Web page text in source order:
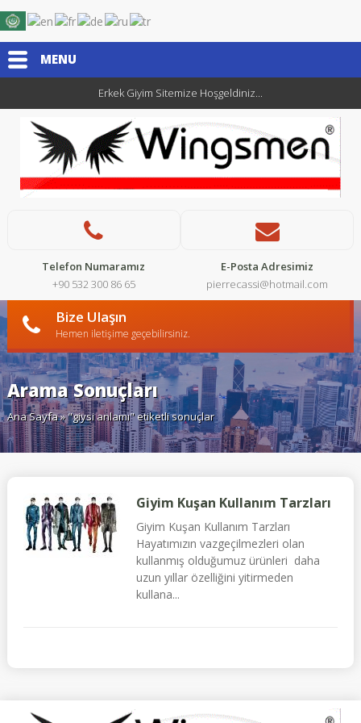
MENU
Erkek Giyim Sitemize Hoşgeldiniz...
Telefon Numaramız
+90 532 300 86 65
E-Posta Adresimiz
pierrecassi@hotmail.com
Bize Ulaşın
Hemen iletişime geçebilirsiniz.
Arama Sonuçları
Ana Sayfa» "giysi anlamı" etiketli sonuçlar
Giyim Kuşan Kullanım Tarzları
Giyim Kuşan Kullanım Tarzları
Hayatımızın vazgeçilmezleri olan
kullanmış olduğumuz ürünleri daha
uzun yıllar özelliğini yitirmeden
kullana...